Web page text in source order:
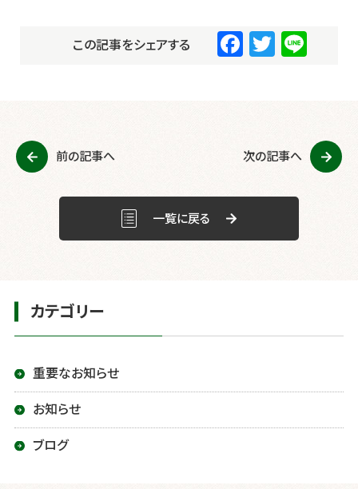
この記事をシェアする
F
b
o
o
T Li
前の記事へ 次の記事へ
一覧に戻る
カテゴリー
重要なお知らせ
お知らせ
ブログ